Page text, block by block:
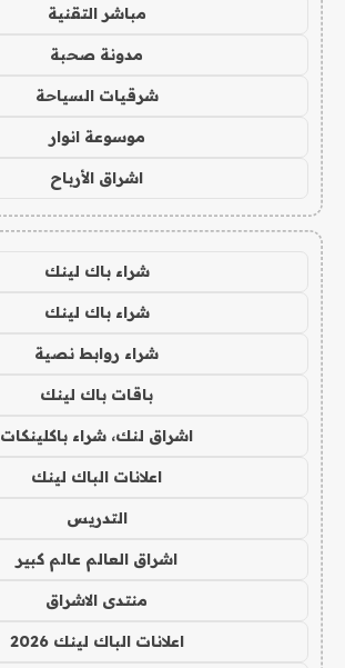
مباشر التقنية
مدونة صحبة
شرقيات السياحة
موسوعة انوار
اشراق الأرباح
شراء باك لينك
شراء باك لينك
شراء روابط نصية
باقات باك لينك
اشراق لنك، شراء باكلينكات
اعلانات الباك لينك
التدريس
اشراق العالم عالم كبير
منتدى الاشراق
اعلانات الباك لينك 2026